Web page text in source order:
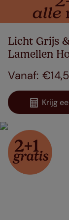
Licht Grijs
Lamellen
€14,
Krijg